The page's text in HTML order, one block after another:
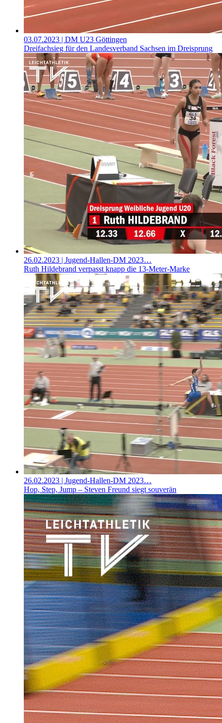
03.07.2023 | DM U23 Göttingen
Dreifachsieg für den Landesverband Sachsen im Dreisprung
26.02.2023 | Jugend-Hallen-DM 2023…
Ruth Hildebrand verpasst knapp die 13-Meter-Marke
26.02.2023 | Jugend-Hallen-DM 2023…
Hop, Step, Jump – Steven Freund siegt souverän